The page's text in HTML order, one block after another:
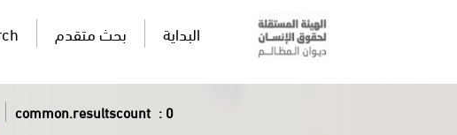
البداية بحث متقدم
common.resultscount : 0